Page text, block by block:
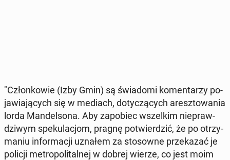
"Człon­ko­wie (Izby Gmin) są świa­do­mi ko­men­ta­rzy po­
ja­wia­ją­cych się w mediach, do­ty­czą­cych aresz­to­wa­nia
lorda Man­del­so­na. Aby za­po­biec wszel­kim nie­praw­
dzi­wym spe­ku­la­cjom, pragnę po­twier­dzić, że po otrzy­
ma­niu in­for­ma­cji uznałem za sto­sow­ne prze­ka­zać je
policji me­tro­po­li­tal­nej w dobrej wierze, co jest moim